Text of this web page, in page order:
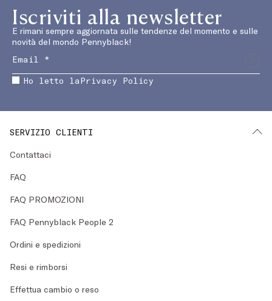
Iscriviti alla newsletter
E rimani sempre aggiornata sulle tendenze del momento e sulle
novità del mondo Pennyblack!
Ho letto laPrivacy Policy
SERVIZIO CLIENTI
Contattaci
FAQ
FAQ PROMOZIONI
FAQ Pennyblack People 2
Ordini e spedizioni
Resi e rimborsi
Effettua cambio o reso